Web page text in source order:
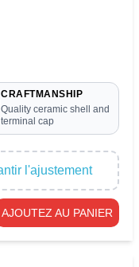
CRAFTMANSHIP
Quality ceramic shell and
terminal cap
l'ajustement
AJOUTEZ AU PANIER